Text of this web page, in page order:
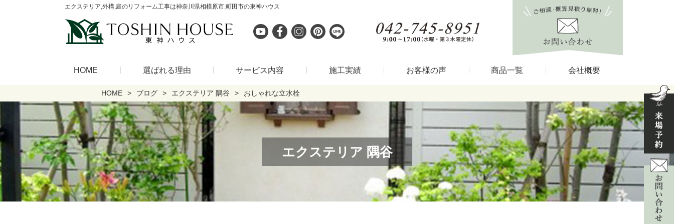
エクステリア,外構,庭のリフォーム工事は神奈川県相模原市,町田市の東神ハウス
HOME 選ばれる理由 サービス内容 施工実績 お客様の声 商品一覧 会社概要
HOME ブログ エクステリア 隅谷 おしゃれな立水栓
エクステリア 隅谷